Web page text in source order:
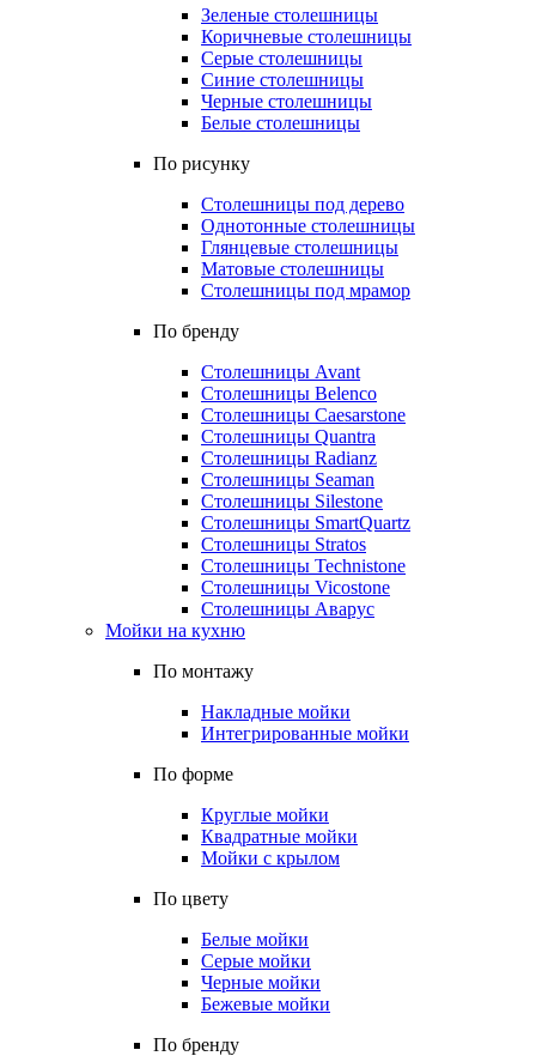
Зеленые столешницы
Коричневые столешницы
Серые столешницы
Синие столешницы
Черные столешницы
Белые столешницы
По рисунку
Столешницы под дерево
Однотонные столешницы
Глянцевые столешницы
Матовые столешницы
Столешницы под мрамор
По бренду
Столешницы Avant
Столешницы Belenco
Столешницы Caesarstone
Столешницы Quantra
Столешницы Radianz
Столешницы Seaman
Столешницы Silestone
Столешницы SmartQuartz
Столешницы Stratos
Столешницы Technistone
Столешницы Vicostone
Столешницы Аварус
Мойки на кухню
По монтажу
Накладные мойки
Интегрированные мойки
По форме
Круглые мойки
Квадратные мойки
Мойки с крылом
По цвету
Белые мойки
Серые мойки
Черные мойки
Бежевые мойки
По бренду